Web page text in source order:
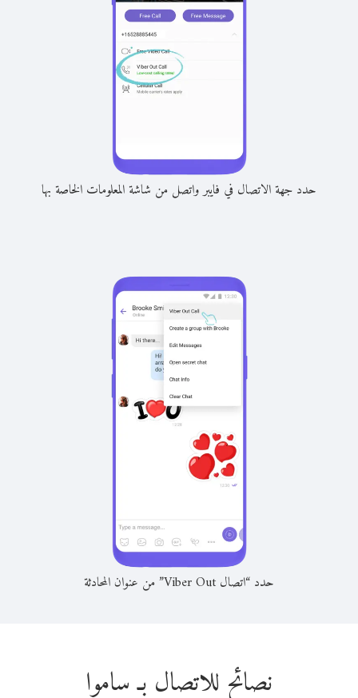
حدد جهة الاتصال في فايبر واتصل من شاشة المعلومات الخاصة بها
حدد “اتصال Viber Out” من عنوان المحادثة
نصائح للاتصال بـ ساموا